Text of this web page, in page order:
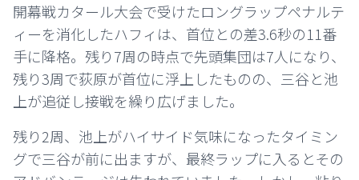
開幕戦カタール大会で受けたロングラップペナルテ
ィーを消化したハフィは、首位との差3.6秒の11番
手に降格。 残り7周の時点で先頭集団は7人になり、
残り3周で荻原が首位に浮上したものの、三谷と池
上が追従し接戦を繰り広げました。
残り2周、池上がハイサイド気味になったタイミン
グで三谷が前に出ますが、 最終ラップに入るとその